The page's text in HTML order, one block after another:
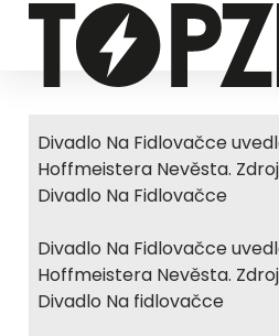
Divadlo Na Fidlovačce
Hoffmeistera Nevěsta.
Divadlo Na Fidlovačce
Divadlo Na Fidlovačce
Hoffmeistera Nevěsta.
Divadlo Na fidlovačce